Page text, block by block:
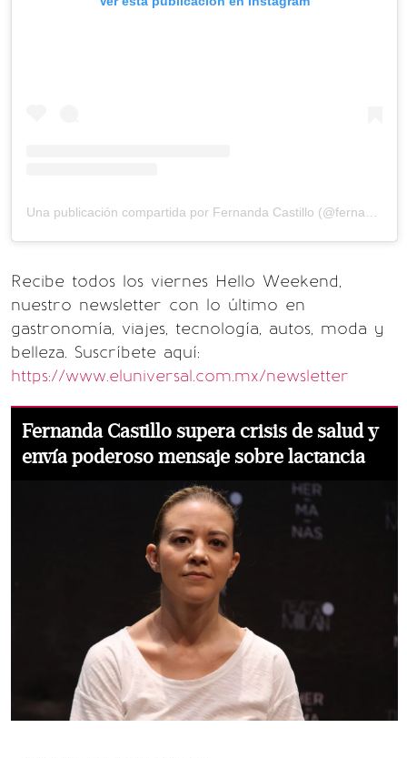
Una publicación compartida por Fernanda Castillo (@fernandacga)
Recibe todos los viernes Hello Weekend,
nuestro newsletter con lo último en
gastronomía, viajes, tecnología, autos, moda y
belleza. Suscríbete aquí:
https://www.eluniversal.com.mx/newsletter
Fernanda Castillo supera crisis de salud y
envía poderoso mensaje sobre lactancia